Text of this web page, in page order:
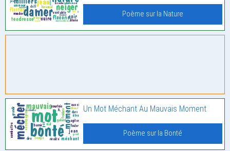
Poème sur la Nature
Un Mot Méchant Au Mauvais Moment
Poème sur la Bonté